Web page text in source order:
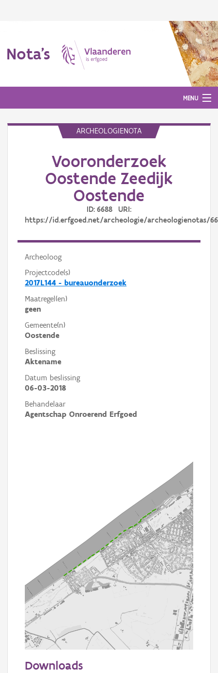
Nota's
MENU
ARCHEOLOGIENOTA
Vooronderzoek
Oostende Zeedijk
Oostende
ID: 6688 URI:
https://id.erfgoed.net/archeologie/archeologienotas/
Archeoloog
Projectcode(s)
2017L144 - bureauonderzoek
Maatregel(en)
geen
Gemeente(n)
Oostende
Beslissing
Aktename
Datum beslissing
06-03-2018
Behandelaar
Agentschap Onroerend Erfgoed
Informatie Vlaanderen
Downloads